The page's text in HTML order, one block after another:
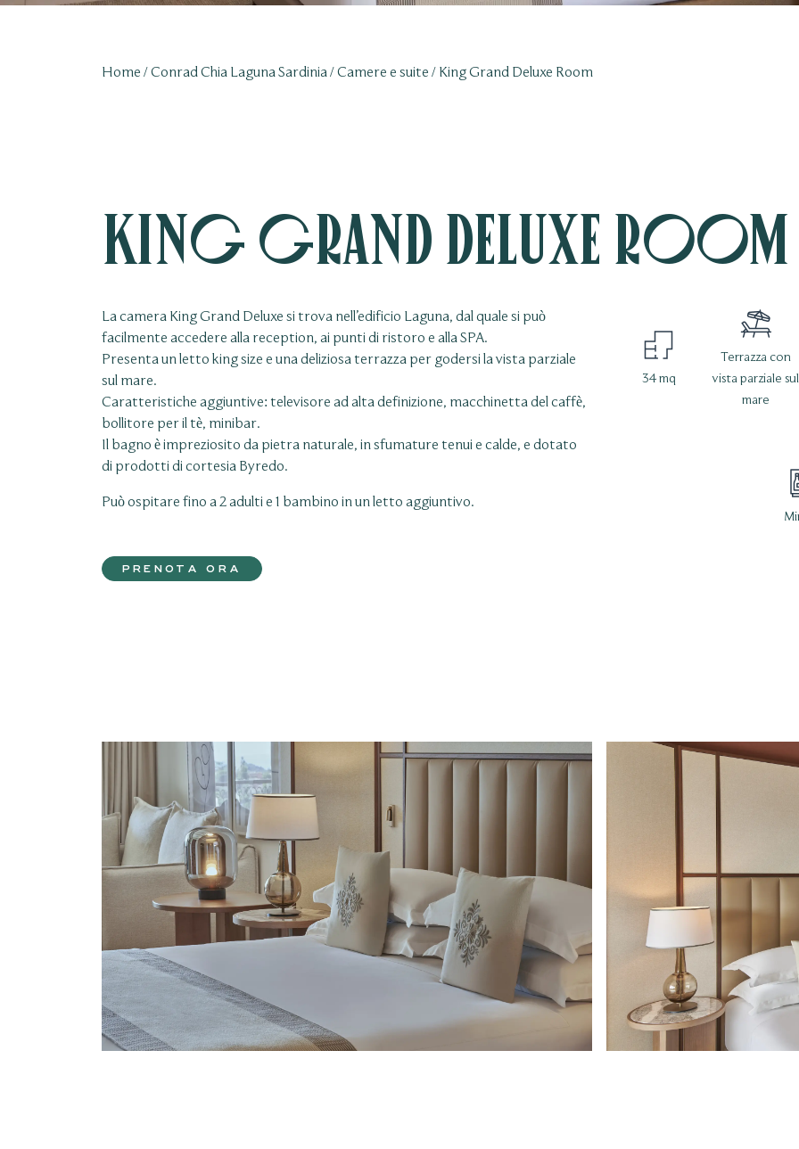
Home Conrad Chia Laguna Sardinia Camere e suite King Grand Deluxe Room
King Grand Deluxe Room
La camera King Grand Deluxe si trova nell’edificio Laguna, dal quale si può
facilmente accedere alla reception, ai punti di ristoro e alla SPA.
Presenta un letto king size e una deliziosa terrazza per godersi la vista parziale
sul mare.
Caratteristiche aggiuntive: televisore ad alta definizione, macchinetta del caffè,
bollitore per il tè, minibar.
Il bagno è impreziosito da pietra naturale, in sfumature tenui e calde, e dotato
di prodotti di cortesia Byredo.
Può ospitare fino a 2 adulti e 1 bambino in un letto aggiuntivo.
PRENOTA ORA
34 mq
Terrazza con
vista parziale sul
mare